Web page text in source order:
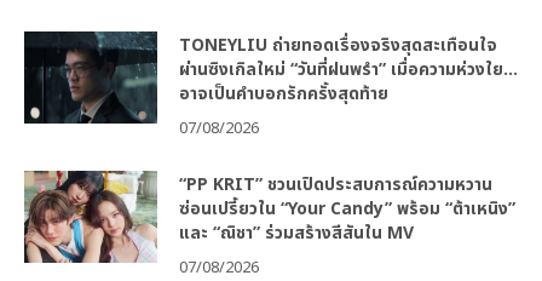
TONEYLIU ถ่ายทอดเรื่องจริงสุดสะเทือนใจ
ผ่านซิงเกิลใหม่ “วันที่ฝนพรำ” เมื่อความห่วงใย…
อาจเป็นคำบอกรักครั้งสุดท้าย
07/08/2026
“PP KRIT” ชวนเปิดประสบการณ์ความหวาน
ซ่อนเปรี้ยวใน “Your Candy” พร้อม “ต้าเหนิง”
และ “ณิชา” ร่วมสร้างสีสันใน MV
07/08/2026